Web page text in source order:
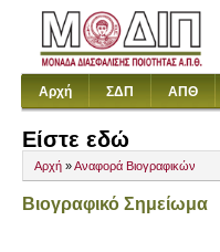
Αρχή ΣΔΠ ΑΠΘ
Είστε εδώ
Αρχή »Αναφορά Βιογραφικών
Βιογραφικό Σημείωμα